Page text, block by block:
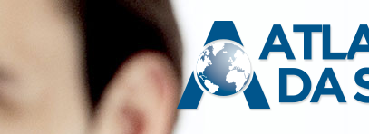
Atlas da Saúde